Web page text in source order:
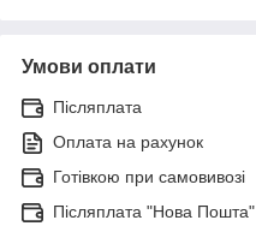
Умови оплати
Післяплата
Оплата на рахунок
Готівкою при самовивозі
Післяплата "Нова Пошта"